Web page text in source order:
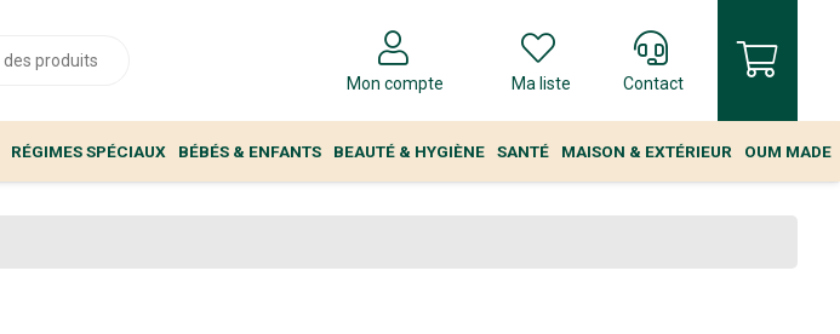
Mon compte Ma liste Contact
RÉGIMES SPÉCIAUX BÉBÉS & ENFANTS BEAUTÉ & HYGIÈNE SANTÉ MAISON & EXTÉRIEUR OUM MADE